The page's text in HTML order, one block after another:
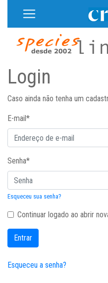
Login
Caso ainda não tenha um
E-mail*
Senha*
Esqueceu sua senha?
Continuar logado ao abrir
Entrar
Esqueceu a senha?